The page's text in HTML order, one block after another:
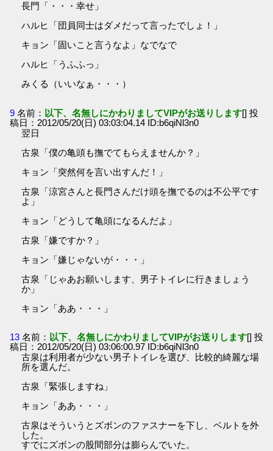
長門「・・・幸せ」
ハルヒ「団員同士はダメだって言ったでしょ！」
キョン「固いこと言うなよ」なでなで
ハルヒ「うふふっ」
みくる（いいなぁ・・・）
9 名前： 以下、名無しにかわりましてVIPがお送りします[] 投
稿日：2012/05/20(日) 03:03:04.14 ID:b6qiNl3n0
翌日
古泉「僕の亀頭も撫でてもらえませんか？」
キョン「突然何を言い出すんだ！」
古泉「涼宮さんと長門さんだけ頭を撫でるのは不公平です
よ」
キョン「どうして亀頭になるんだよ」
古泉「嫌ですか？」
キョン「嫌じゃないが・・・」
古泉「じゃあお願いします、男子トイレに行きましょう
か」
キョン「ああ・・・」
13 名前： 以下、名無しにかわりましてVIPがお送りします[] 投
稿日：2012/05/20(日) 03:06:00.97 ID:b6qiNl3n0
古泉は利用者が少ない男子トイレを選び、比較的綺麗な場
所を選んだ。
古泉「緊張しますね」
キョン「ああ・・・」
古泉はそういうとズボンのファスナーを下し、ベルトを外
した。
すでにズボンの股間部分は膨らんでいた。